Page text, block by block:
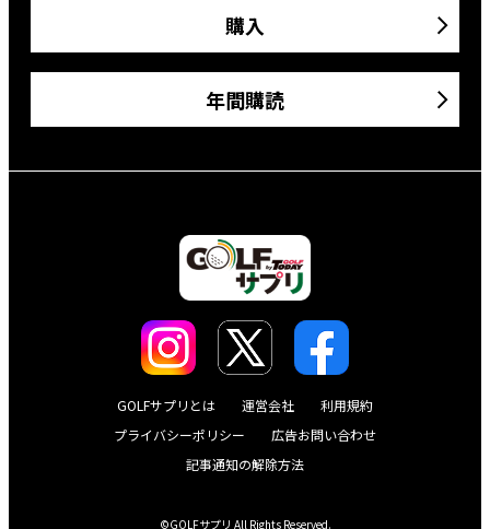
購入
年間購読
GOLFサプリとは 運営会社
利用規約
プライバシーポリシー
広告お問い合わせ
記事通知の解除方法
©GOLFサプリ All Rights Reserved.